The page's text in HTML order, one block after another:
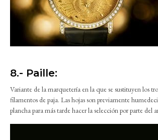
8.- Paille:
Variante de la marquetería en la que se sustituyen los
filamentos de paja. Las hojas son previamente
plancha para más tarde hacer la selección por parte del